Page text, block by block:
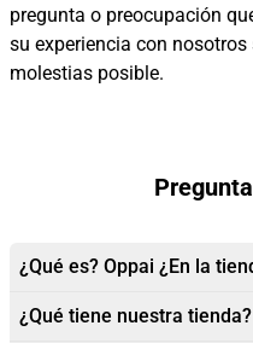
pregunta o preocupación
su experiencia con
molestias posible.
¿Qué es? Oppai ¿En la
¿Qué tiene nuestra tienda?